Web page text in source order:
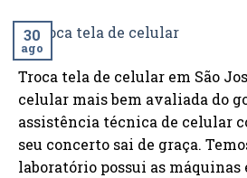
30
ago
Troca tela de celular em São
celular mais bem avaliada do
assistência técnica de celular
seu concerto sai de graça.
laboratório possui as máquinas